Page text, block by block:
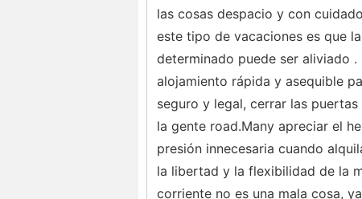
las cosas despacio y con
este tipo de vacaciones es que
determinado puede ser aliviado
alojamiento rápida y asequible
seguro y legal, cerrar las
la gente road.Many apreciar el
presión innecesaria cuando
la libertad y la flexibilidad de la
corriente no es una mala cosa,